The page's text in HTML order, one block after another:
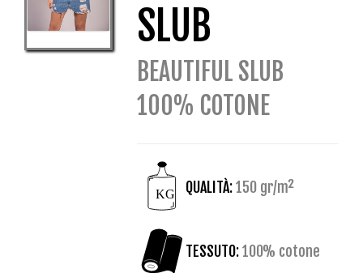
SLUB
BEAUTIFUL SLUB
100% COTONE
QUALITÀ:150 gr/m²
TESSUTO:100% cotone